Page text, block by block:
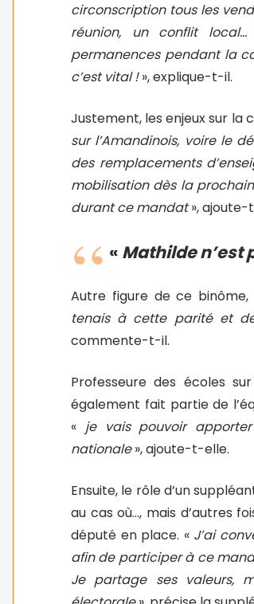
circonscription tous les
réunion, un conflit local…
permanences pendant la
c’est vital !», explique-t-il.
Justement, les enjeux sur la
sur l’Amandinois, voire le
des remplacements
mobilisation dès la
durant ce mandat», ajoute-
« Mathilde n’est
Autre figure de ce
tenais à cette parité et
commente-t-il.
Professeure des écoles
également fait partie de
« je vais pouvoir
nationale», ajoute-t-elle.
Ensuite, le rôle d’un
au cas où…, mais d’autres
député en place. « J’ai
afin de participer à ce
Je partage ses valeurs,